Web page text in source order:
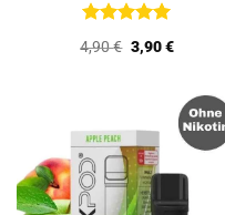
Bewertet
mit 5 von
4,90€ Ursprünglicher
Preis
3,90€Aktueller